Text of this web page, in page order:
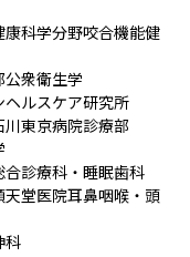
科学分野咬合機能健
衆衛生学
ルスケア研究所
東京病院診療部
診療科・睡眠歯科
堂医院耳鼻咽喉・頭
科